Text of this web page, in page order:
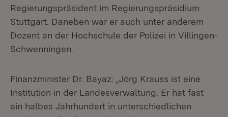
Regierungspräsident im Regierungspräsidium
Stuttgart. Daneben war er auch unter anderem
Dozent an der Hochschule der Polizei in Villingen-
Schwenningen.
Finanzminister Dr. Bayaz: „Jörg Krauss ist eine
Institution in der Landesverwaltung. Er hat fast
ein halbes Jahrhundert in unterschiedlichen